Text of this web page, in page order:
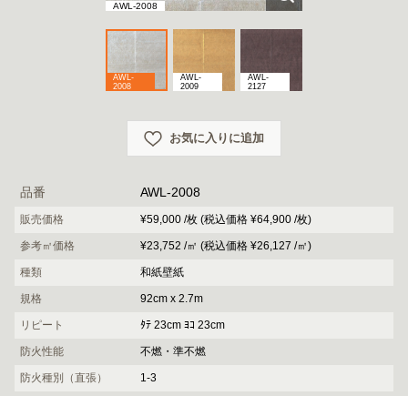
AWL-2008
AWL-
2008
AWL-
2009
AWL-
2127
お気に入りに追加
品番 AWL-2008
販売価格 ¥59,000 /枚 (税込価格 ¥64,900 /枚)
参考㎡価格 ¥23,752 /㎡ (税込価格 ¥26,127 /㎡)
種類 和紙壁紙
規格 92cm x 2.7m
リピート ﾀﾃ 23cm ﾖｺ 23cm
防火性能 不燃・準不燃
防火種別（直張） 1-3